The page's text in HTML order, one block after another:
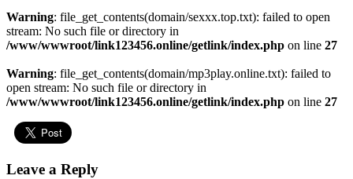
Warning: file_get_contents(domain/sexxx.top.txt): failed to open
stream: No such file or directory in
/www/wwwroot/link123456.online/getlink/index.php on line 27
Warning: file_get_contents(domain/mp3play.online.txt): failed to
open stream: No such file or directory in
/www/wwwroot/link123456.online/getlink/index.php on line 27
Leave a Reply